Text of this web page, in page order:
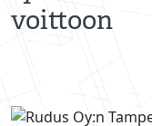
voittoon